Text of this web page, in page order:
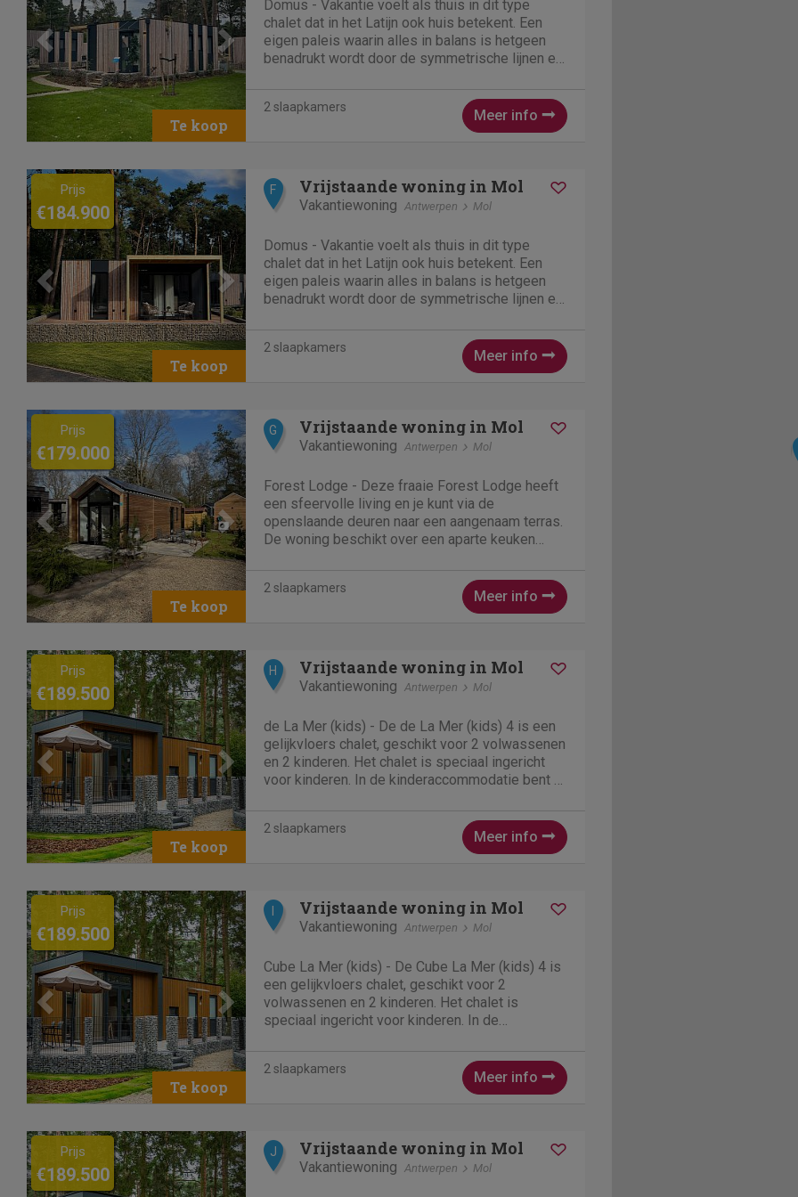
Domus - Vakantie voelt als thuis in dit type
chalet dat in het Latijn ook huis betekent. Een
eigen paleis waarin alles in balans is hetgeen
benadrukt wordt door de symmetrische lijnen en
inspiratie. Dankzij een...
2 slaapkamers Meer info
Previous Next
Prijs
€184.900
F Vrijstaande woning in Mol
Vakantiewoning Antwerpen Mol
Domus - Vakantie voelt als thuis in dit type
chalet dat in het Latijn ook huis betekent. Een
eigen paleis waarin alles in balans is hetgeen
benadrukt wordt door de symmetrische lijnen en
inspiratie. Dankzij een...
2 slaapkamers Meer info
Previous Next
Prijs
€179.000
G Vrijstaande woning in Mol
Vakantiewoning Antwerpen Mol
Forest Lodge - Deze fraaie Forest Lodge heeft
een sfeervolle living en je kunt via de
openslaande deuren naar een aangenaam terras.
De woning beschikt over een aparte keuken
wastafel en designradiator. Er is...
2 slaapkamers Meer info
Previous Next
Prijs
€189.500
H Vrijstaande woning in Mol
Vakantiewoning Antwerpen Mol
de La Mer (kids) - De de La Mer (kids) 4 is een
gelijkvloers chalet, geschikt voor 2 volwassenen
en 2 kinderen. Het chalet is speciaal ingericht
voor kinderen. In de kinderaccommodatie bent u
zithoek met...
2 slaapkamers Meer info
Previous Next
Prijs
€189.500
Vrijstaande woning in Mol
Vakantiewoning Antwerpen Mol
Cube La Mer (kids) - De Cube La Mer (kids) 4 is
een gelijkvloers chalet, geschikt voor 2
volwassenen en 2 kinderen. Het chalet is
speciaal ingericht voor kinderen. In de
kids. In de woonkamer is er een zithoek...
2 slaapkamers Meer info
Previous Next
Prijs
€189.500
J Vrijstaande woning in Mol
Vakantiewoning Antwerpen Mol